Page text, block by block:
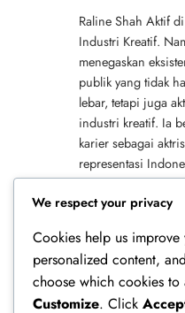
Raline Shah Aktif
Industri Kreatif.
menegaskan
publik yang tidak
lebar, tetapi juga
industri kreatif. Ia
karier sebagai
representasi
internasional. Oleh
menjadi sorotan,…
We respect your privacy
Cookies help us
personalized content,
choose which cookies
Customize. Click